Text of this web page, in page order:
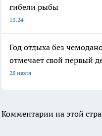
гибели рыбы
13:24
Год отдыха без
отмечает свой первый
28 июля
Комментарии на этой